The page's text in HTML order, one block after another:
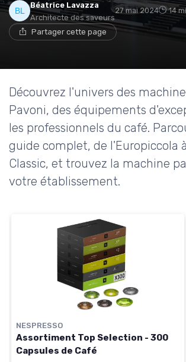
Béatrice Lavazza
Architecte des saveurs
27 mai 2024 14
Partager cette page
Découvrez l'univers des
Pavoni, des équipements
les professionnels du café.
guide complet, de l'Europiccola
Classic, et trouvez la machine
votre établissement.
NESPRESSO
Assortiment Top Selection - 300
Capsules de Café